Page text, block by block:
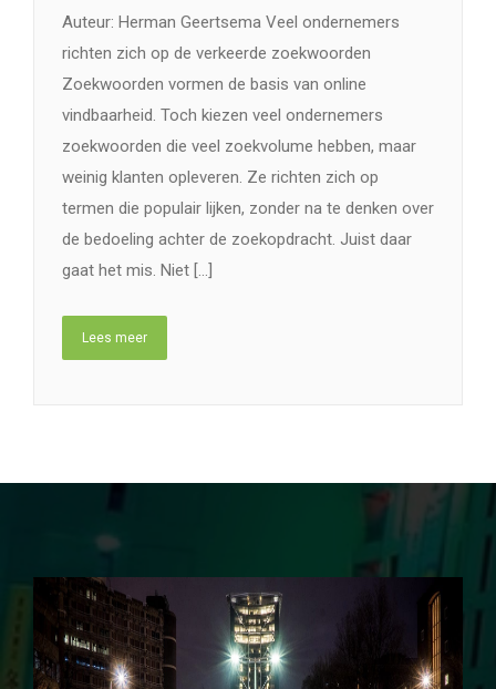
weinig klanten opleveren. Ze richten zich op
termen die populair lijken, zonder na te denken over
de bedoeling achter de zoekopdracht. Juist daar
gaat het mis. Niet […]
Lees meer